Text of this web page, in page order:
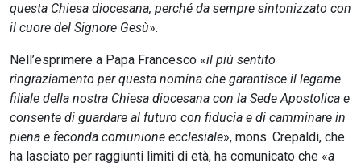
questa Chiesa diocesana, perché da sempre sintonizzato con
il cuore del Signore Gesù».
Nell’esprimere a Papa Francesco «il più sentito
ringraziamento per questa nomina che garantisce il legame
filiale della nostra Chiesa diocesana con la Sede Apostolica e
consente di guardare al futuro con fiducia e di camminare in
piena e feconda comunione ecclesiale», mons. Crepaldi, che
ha lasciato per raggiunti limiti di età, ha comunicato che «a